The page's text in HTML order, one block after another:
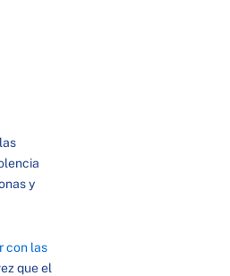
y
con las
que el